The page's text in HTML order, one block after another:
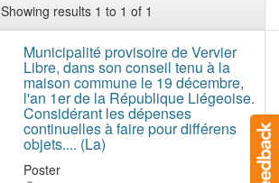
Showing results 1 to 1 of 1
Municipalité provisoire de Vervier
Libre, dans son conseil tenu à la
maison commune le 19 décembre,
l'an 1er de la République Liégeoise.
Considérant les dépenses
continuelles à faire pour différens
objets.... (La)
Poster